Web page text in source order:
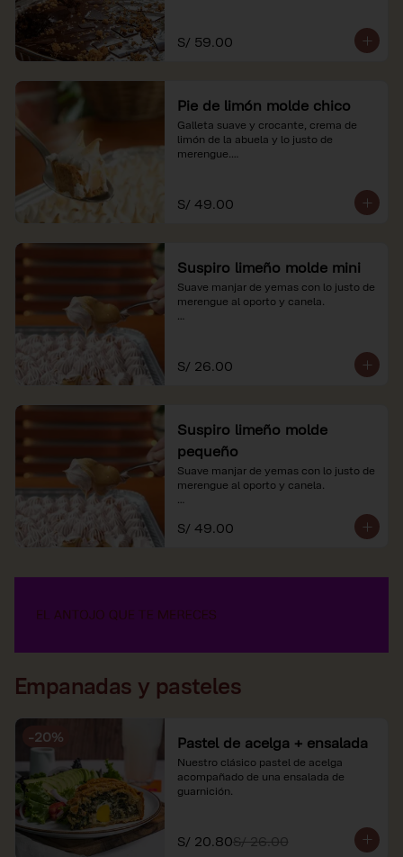
S/ 59.00
Pie de limón molde chico
Galleta suave y crocante, crema de
limón de la abuela y lo justo de
merengue.
soles e incluyen impuestos de ley y
recargo al consumo.
S/ 49.00
Suspiro limeño molde mini
Suave manjar de yemas con lo justo de
merengue al oporto y canela.
S/ 26.00
Suspiro limeño molde
pequeño
Suave manjar de yemas con lo justo de
merengue al oporto y canela.
*Nuestros precios están expresados en
soles e incluyen impuestos de ley y
S/ 49.00
Empanadas y pasteles
-20% Pastel de acelga + ensalada
Nuestro clásico pastel de acelga
acompañado de una ensalada de
guarnición.
S/ 20.80S/ 26.00